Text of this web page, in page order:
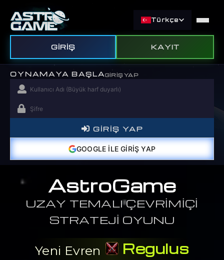
Türkçe
GIRIŞ KAYIT
OYNAMAYA BAŞLAGIRIŞ YAP
GIRIŞ YAP
GOOGLE ILE GIRIŞ YAP
AstroGame
UZAY TEMALI ÇEVRIMIÇI
STRATEJI OYUNU
Yeni Evren Regulus